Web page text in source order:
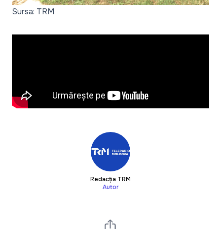
Sursa: TRM
Redacția TRM
Autor